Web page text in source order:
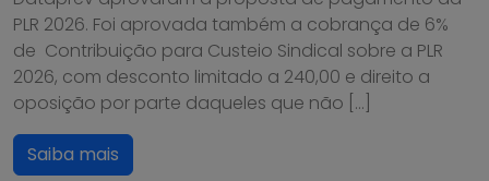
PLR 2026. Foi aprovada também a cobrança de 6%
de Contribuição para Custeio Sindical sobre a PLR
2026, com desconto limitado a 240,00 e direito a
oposição por parte daqueles que não […]
Saiba mais